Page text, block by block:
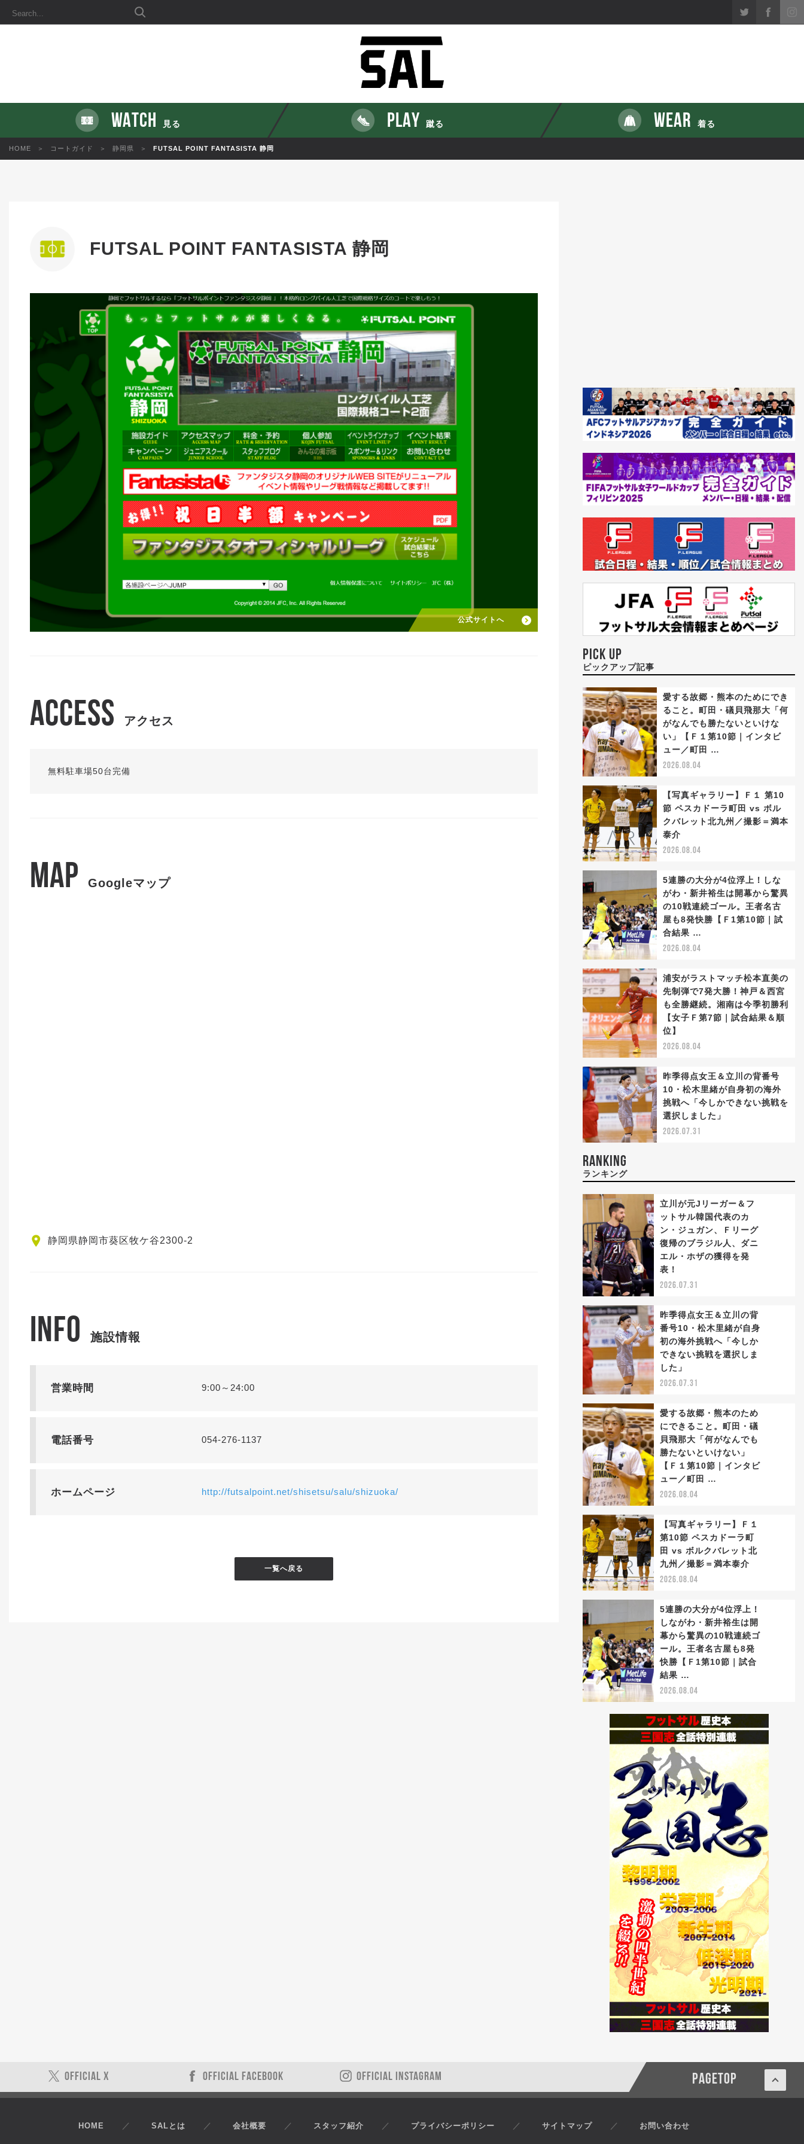
WATCH 見る PLAY 蹴る WEAR 着る
HOME コートガイド 静岡県 FUTSAL POINT FANTASISTA 静岡
FUTSAL POINT FANTASISTA 静岡
公式サイトへ
ACCESS アクセス
無料駐車場50台完備
MAP Googleマップ
静岡県静岡市葵区牧ケ谷2300-2
INFO 施設情報
営業時間 9:00～24:00
電話番号 054-276-1137
ホームページ http://futsalpoint.net/shisetsu/salu/shizuoka/
一覧へ戻る
PICK UP
ピックアップ記事
愛する故郷・熊本のためにでき
ること。町田・礒貝飛那大「何
がなんでも勝たないといけな
い」【Ｆ１第10節｜インタビ
ュー／町田 …
2026.08.04
【写真ギャラリー】Ｆ１ 第10
節 ペスカドーラ町田 vs ボル
クバレット北九州／撮影＝満本
泰介
2026.08.04
5連勝の大分が4位浮上！しな
がわ・新井裕生は開幕から驚異
の10戦連続ゴール。王者名古
屋も8発快勝【Ｆ1第10節｜試
合結果 …
2026.08.04
浦安がラストマッチ松本直美の
先制弾で7発大勝！神戸＆西宮
も全勝継続。湘南は今季初勝利
【女子Ｆ第7節｜試合結果＆順
位】
2026.08.04
昨季得点女王＆立川の背番号
10・松木里緒が自身初の海外
挑戦へ「今しかできない挑戦を
選択しました」
2026.07.31
RANKING
ランキング
立川が元Jリーガー＆フ
ットサル韓国代表のカ
ン・ジュガン、Ｆリーグ
復帰のブラジル人、ダニ
エル・ホザの獲得を発
表！
2026.07.31
昨季得点女王＆立川の背
番号10・松木里緒が自身
初の海外挑戦へ「今しか
できない挑戦を選択しま
した」
2026.07.31
愛する故郷・熊本のため
にできること。町田・礒
貝飛那大「何がなんでも
勝たないといけない」
【Ｆ１第10節｜インタビ
ュー／町田 …
2026.08.04
【写真ギャラリー】Ｆ１
第10節 ペスカドーラ町
田 vs ボルクバレット北
九州／撮影＝満本泰介
2026.08.04
5連勝の大分が4位浮上！
しながわ・新井裕生は開
幕から驚異の10戦連続ゴ
ール。王者名古屋も8発
快勝【Ｆ1第10節｜試合
結果 …
2026.08.04
OFFICIAL X OFFICIAL FACEBOOK OFFICIAL INSTAGRAM PAGETOP
HOME SALとは 会社概要 スタッフ紹介 プライバシーポリシー サイトマップ お問い合わせ